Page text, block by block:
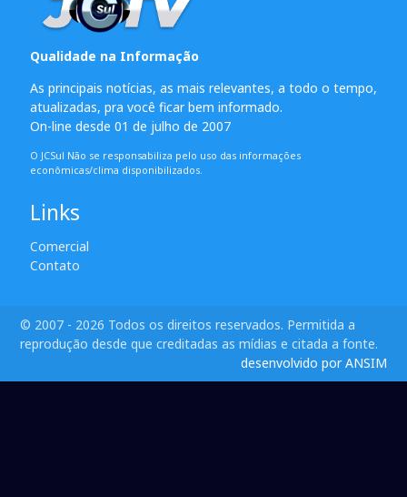
Qualidade na Informação
As principais notícias, as mais relevantes, a todo o tempo,
atualizadas, pra você ficar bem informado.
On-line desde 01 de julho de 2007
O JCSul Não se responsabiliza pelo uso das informações
econômicas/clima disponibilizados.
Links
Comercial
Contato
© 2007 - 2026 Todos os direitos reservados. Permitida a
reprodução desde que creditadas as mídias e citada a fonte.
desenvolvido por ANSIM